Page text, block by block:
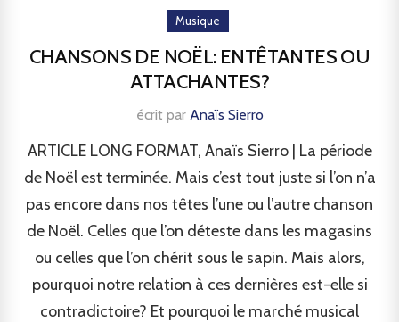
Musique
CHANSONS DE NOËL: ENTÊTANTES OU
ATTACHANTES?
écrit par Anaïs Sierro
ARTICLE LONG FORMAT, Anaïs Sierro | La période
de Noël est terminée. Mais c’est tout juste si l’on n’a
pas encore dans nos têtes l’une ou l’autre chanson
de Noël. Celles que l’on déteste dans les magasins
ou celles que l’on chérit sous le sapin. Mais alors,
pourquoi notre relation à ces dernières est-elle si
contradictoire? Et pourquoi le marché musical